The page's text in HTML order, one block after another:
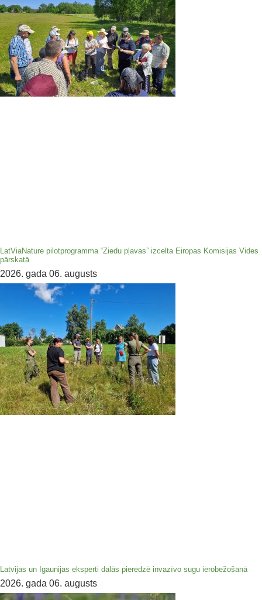
LatViaNature pilotprogramma “Ziedu pļavas” izcelta Eiropas Komisijas Vides
pārskatā
2026. gada 06. augusts
Latvijas un Igaunijas eksperti dalās pieredzē invazīvo sugu ierobežošanā
2026. gada 06. augusts